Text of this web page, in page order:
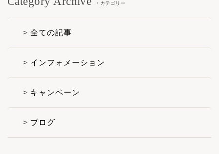
/ カテゴリー
全ての記事
インフォメーション
キャンペーン
ブログ